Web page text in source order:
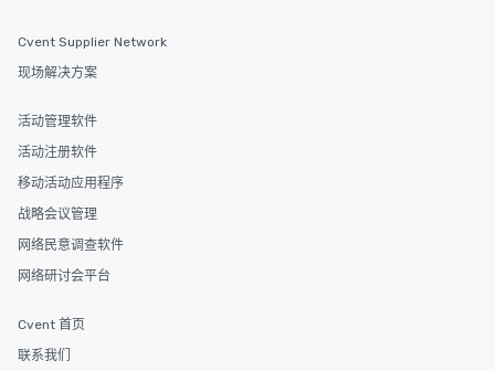
Cvent Supplier Network
现场解决方案
活动管理软件
活动注册软件
移动活动应用程序
战略会议管理
网络民意调查软件
网络研讨会平台
Cvent 首页
联系我们